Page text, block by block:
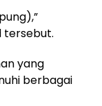
tersebut.
yang
berbagai